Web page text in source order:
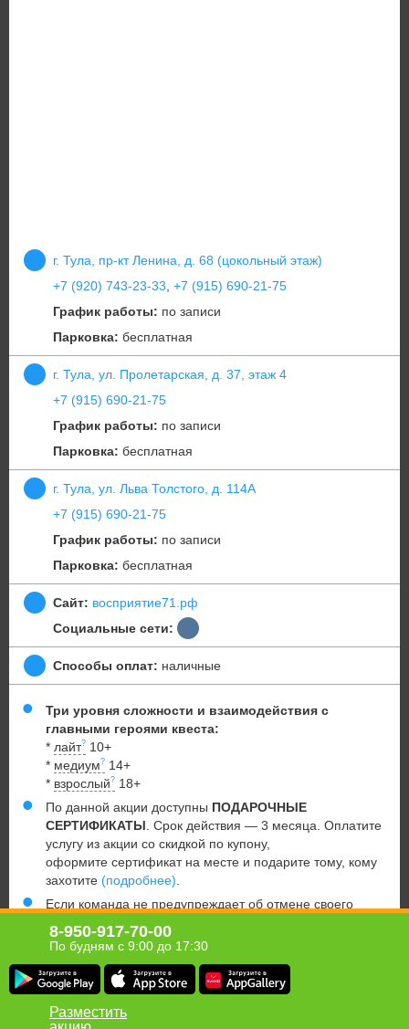
г. Тула, пр-кт Ленина, д. 68 (цокольный этаж)
+7 (920) 743-23-33, +7 (915) 690-21-75
График работы: по записи
Парковка: бесплатная
г. Тула, ул. Пролетарская, д. 37, этаж 4
+7 (915) 690-21-75
График работы: по записи
Парковка: бесплатная
г. Тула, ул. Льва Толстого, д. 114А
+7 (915) 690-21-75
График работы: по записи
Парковка: бесплатная
Сайт: восприятие71.рф
Социальные сети:
Способы оплат: наличные
Три уровня сложности и взаимодействия с
главными героями квеста:
* лайт
10+
* медиум
14+
* взрослый
18+
По данной акции доступны ПОДАРОЧНЫЕ
СЕРТИФИКАТЫ. Срок действия — 3 месяца. Оплатите
услугу из акции со скидкой по купону,
оформите сертификат на месте и подарите тому, кому
захотите (подробнее).
Если команда не предупреждает об отмене своего
визита за 12 часов до времени записи, купон считается
использованным, а услуга – оказанной (по аналогии при
Юридическая информация о партнёре
8-950-917-70-00
По будням с 9:00 до 17:30
Разместить